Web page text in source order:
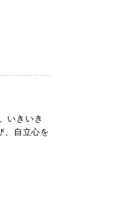
いきいき
、自立心を